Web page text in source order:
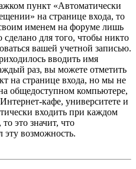
пункт «Автоматически
на странице входа, то
именем на форуме лишь
для того, чтобы никто
вашей учетной записью.
вводить имя
раз, вы можете отметить
на странице входа, но мы не
общедоступном компьютере,
кафе, университете и
входить при каждом
это значит, что
эту возможность.